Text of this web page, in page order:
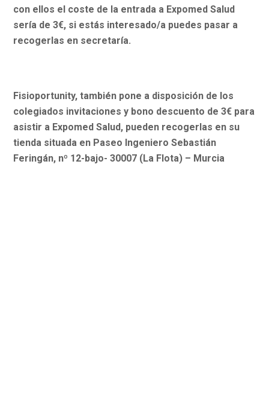
con ellos el coste de la entrada a Expomed Salud
sería de 3€, si estás interesado/a puedes pasar a
recogerlas en secretaría.
Fisioportunity, también pone a disposición de los
colegiados invitaciones y bono descuento de 3€ para
asistir a Expomed Salud, pueden recogerlas en su
tienda situada en Paseo Ingeniero Sebastián
Feringán, nº 12-bajo- 30007 (La Flota) – Murcia